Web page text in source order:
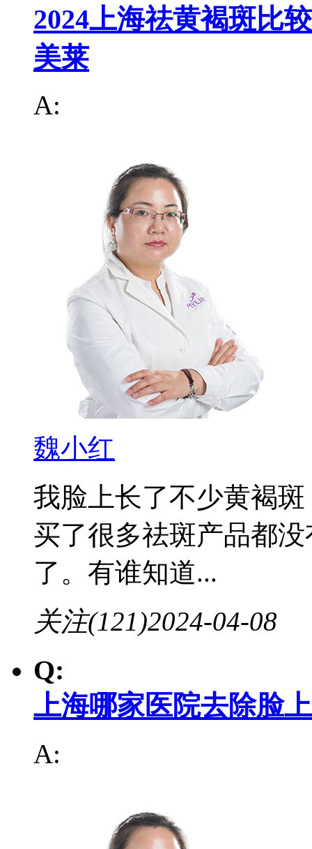
2024上海祛黄褐斑比
美莱
A:
魏小红
我脸上长了不少黄褐
买了很多祛斑产品都
了。有谁知道...
关注(121)2024-04-08
Q:
上海哪家医院去除脸
A: